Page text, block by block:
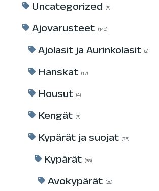
Uncategorized 5
Ajovarusteet 140
Ajolasit ja Aurinkolasit 2
Hanskat 17
Housut 4
Kengät 3
Kypärät ja suojat 93
Kypärät 38
Avokypärät 25